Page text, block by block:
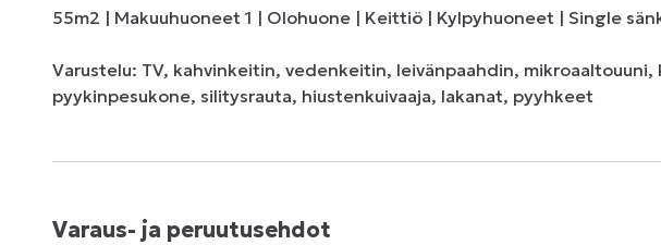
55m2 | Makuuhuoneet 1 | Olohuone | Keittiö | Kylpyhuoneet | Single
Varustelu: TV, kahvinkeitin, vedenkeitin, leivänpaahdin,
pyykinpesukone, silitysrauta, hiustenkuivaaja, lakanat, pyyhkeet
Varaus- ja peruutusehdot